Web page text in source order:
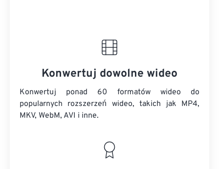
Konwertuj dowolne wideo
Konwertuj ponad 60 formatów wideo do
popularnych rozszerzeń wideo, takich jak MP4,
MKV, WebM, AVI i inne.